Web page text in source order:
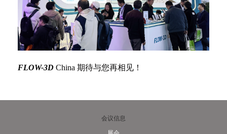
FLOW-3D China 期待与您再相见！
会议信息